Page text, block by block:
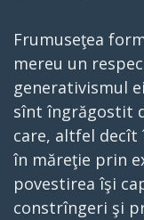
Frumuseţea
mereu un
generativismul
sînt îngrăgostit
care, altfel decît
în măreţie prin
povestirea îşi
constrîngeri şi